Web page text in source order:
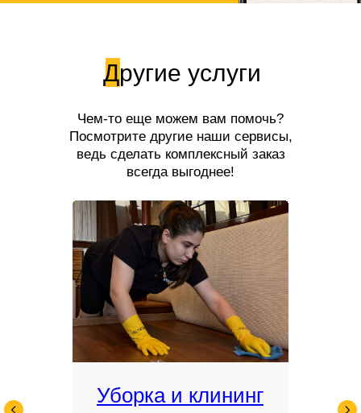
Другие услуги
Чем-то еще можем вам помочь?
Посмотрите другие наши сервисы,
ведь сделать комплексный заказ
всегда выгоднее!
Уборка и клининг